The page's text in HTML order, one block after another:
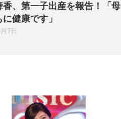
香、第一子出産を報告！「母
健康です」
7日